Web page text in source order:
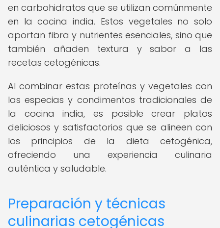
en carbohidratos que se utilizan comúnmente
en la cocina india. Estos vegetales no solo
aportan fibra y nutrientes esenciales, sino que
también añaden textura y sabor a las
recetas cetogénicas.
Al combinar estas proteínas y vegetales con
las especias y condimentos tradicionales de
la cocina india, es posible crear platos
deliciosos y satisfactorios que se alineen con
los principios de la dieta cetogénica,
ofreciendo una experiencia culinaria
auténtica y saludable.
Preparación y técnicas
culinarias cetogénicas